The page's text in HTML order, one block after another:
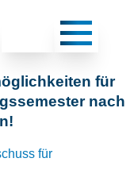
für
nach
für